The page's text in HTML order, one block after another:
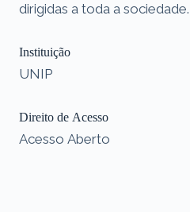
dirigidas a toda a sociedade.
Instituição
UNIP
Direito de Acesso
Acesso Aberto